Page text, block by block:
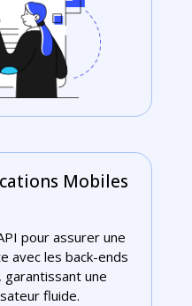
Mobiles
pour assurer une
avec les back-ends
une
fluide.